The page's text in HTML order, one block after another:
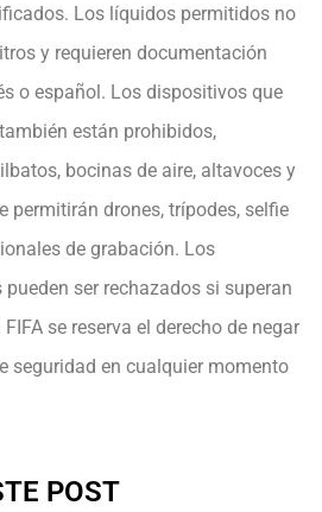
Los líquidos permitidos no
y requieren documentación
o español. Los dispositivos que
están prohibidos,
bocinas de aire, altavoces y
permitirán drones, trípodes, selfie
de grabación. Los
ser rechazados si superan
se reserva el derecho de negar
seguridad en cualquier momento
POST